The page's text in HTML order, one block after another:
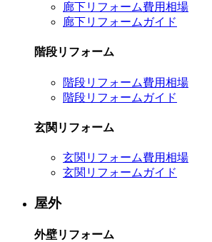
廊下リフォーム費用相場
廊下リフォームガイド
階段リフォーム
階段リフォーム費用相場
階段リフォームガイド
玄関リフォーム
玄関リフォーム費用相場
玄関リフォームガイド
屋外
外壁リフォーム